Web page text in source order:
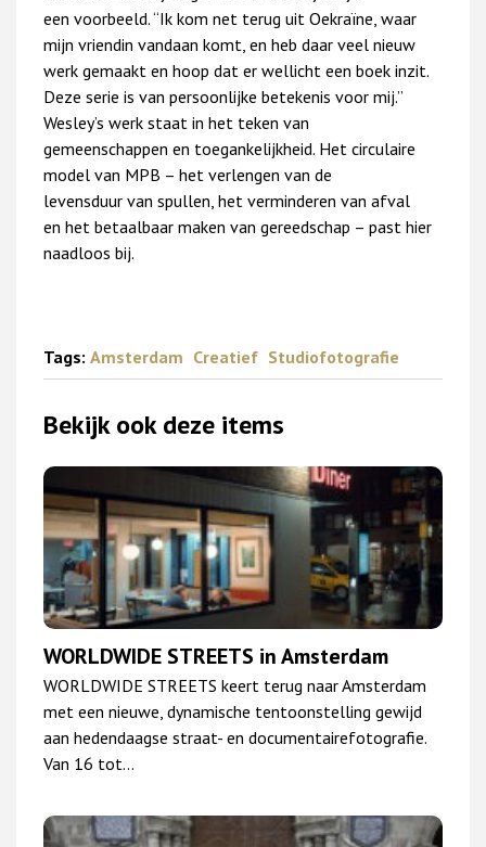
een voorbeeld. “Ik kom net terug uit Oekraïne, waar
mijn vriendin vandaan komt, en heb daar veel nieuw
werk gemaakt en hoop dat er wellicht een boek inzit.
Deze serie is van persoonlijke betekenis voor mij.”
Wesley’s werk staat in het teken van
gemeenschappen en toegankelijkheid. Het circulaire
model van MPB – het verlengen van de
levensduur van spullen, het verminderen van afval
en het betaalbaar maken van gereedschap – past hier
naadloos bij.
Tags: Amsterdam Creatief Studiofotografie
Bekijk ook deze items
WORLDWIDE STREETS in Amsterdam
WORLDWIDE STREETS keert terug naar Amsterdam
met een nieuwe, dynamische tentoonstelling gewijd
aan hedendaagse straat- en documentairefotografie.
Van 16 tot…